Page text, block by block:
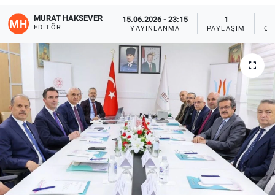
MURAT HAKSEVER
EDITÖR
15.06.2026 - 23:15
YAYINLANMA
1
PAYLAŞIM
Resmi İlanlar
Sağlık
Siyaset
Spor
Yerel